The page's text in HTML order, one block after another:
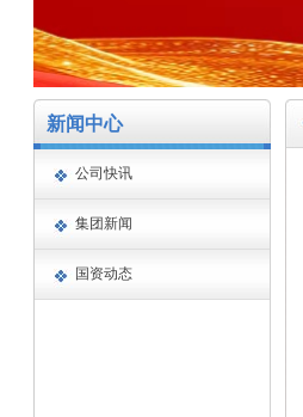
新闻中心
公司快讯
集团新闻
国资动态